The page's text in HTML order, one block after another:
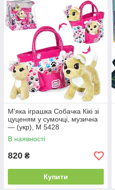
М'яка іграшка Собачка Кікі зі
цуценям у сумочці, музична
— (укр), M 5428
В наявності
820 ₴
Купити